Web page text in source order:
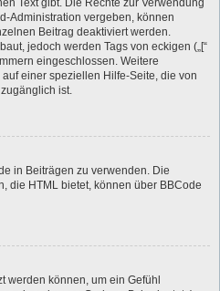
Text gibt. Die Rechte zur Verwendung
Administration vergeben, können
Beitrag deaktiviert werden.
jedoch werden Tags von eckigen („[“
eingeschlossen. Weitere
einer speziellen Hilfe-Seite, die von
ist.
in Beiträgen zu verwenden. Die
die HTML bietet, können über BBCode
werden können, um ein Gefühl